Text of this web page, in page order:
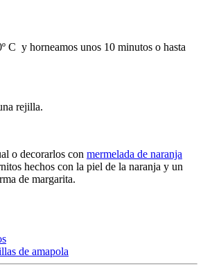
C y horneamos unos 10 minutos o hasta
rejilla.
o decorarlos con mermelada de naranja
hechos con la piel de la naranja y un
de margarita.
de amapola